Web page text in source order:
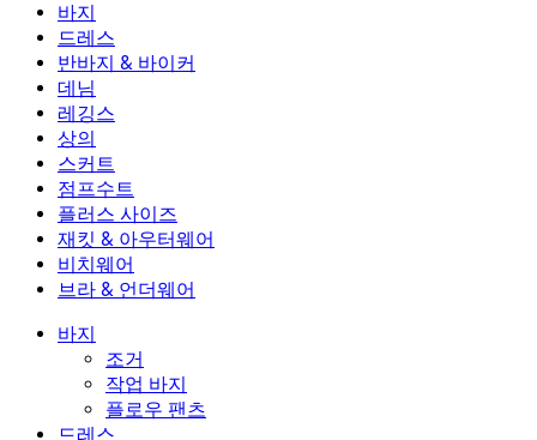
바지
바지
조거
작업 바지
플로우 팬츠
드레스
드레스
액티브 드레스
맥시 & 미디 드레스
미니 드레스
반바지 & 바이커
반바지 & 바이커
바이커
데님 반바지
2.5인치 반바지
데님
데님
데님 레깅스
와이드 진
데님 반바지
데님 스커트
레깅스
레깅스
데님 레깅스
힙업 레깅스
요가 레깅스
상의
상의
스포츠 브라
티셔츠
스커트
스커트
액티브 스커트
미니 스커트
맥시 & 미디 스커트
점프수트
점프수트
오버롤
롬퍼
플러스 사이즈
플러스 사이즈
플러스 사이즈 하의
플러스 사이즈 상의
플러스 사이즈 드레스
재킷 & 아우터웨어
재킷 & 아우터웨어
재킷 & 아우터웨어
아우터웨어
비치웨어
비치웨어
수영복 상의
수영복 세트
브라 & 언더웨어
브라 & 언더웨어
언더웨어
바지
조거
작업 바지
플로우 팬츠
드레스